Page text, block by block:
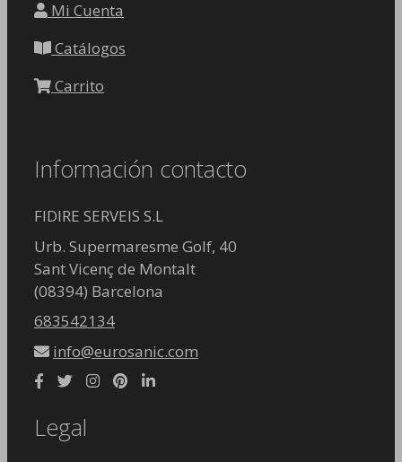
Mi Cuenta
Catálogos
Carrito
Información contacto
FIDIRE SERVEIS S.L
Urb. Supermaresme Golf, 40
Sant Vicenç de Montalt
(08394) Barcelona
683542134
info@eurosanic.com
Legal